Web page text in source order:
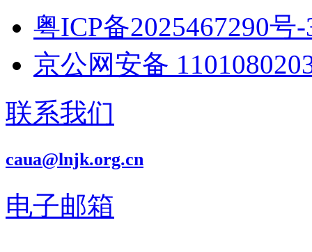
粤ICP备2025467290号-
京公网安备
联系我们
caua@lnjk.org.cn
电子邮箱